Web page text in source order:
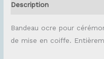
Description
Bandeau ocre pour
de mise en coiffe.